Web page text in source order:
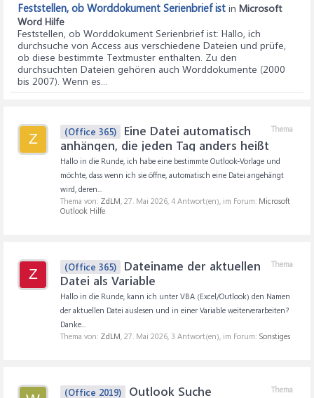
Feststellen, ob Worddokument Serienbrief ist in Microsoft
Word Hilfe
Feststellen, ob Worddokument Serienbrief ist: Hallo, ich
durchsuche von Access aus verschiedene Dateien und prüfe,
ob diese bestimmte Textmuster enthalten. Zu den
durchsuchten Dateien gehören auch Worddokumente (2000
bis 2007). Wenn es...
Z
Thema
(Office 365)
Eine Datei automatisch
anhängen, die jeden Tag anders heißt
Hallo in die Runde, ich habe eine bestimmte Outlook-Vorlage und
möchte, dass wenn ich sie öffne, automatisch eine Datei angehängt
wird, deren...
Thema von: ZdLM, 27. Mai 2026, 4 Antwort(en), im Forum: Microsoft
Outlook Hilfe
Z
Thema
(Office 365)
Dateiname der aktuellen
Datei als Variable
Hallo in die Runde, kann ich unter VBA (Excel/Outlook) den Namen
der aktuellen Datei auslesen und in einer Variable weiterverarbeiten?
Danke...
Thema von: ZdLM, 27. Mai 2026, 3 Antwort(en), im Forum: Sonstiges
Thema
(Office 2019) Outlook Suche